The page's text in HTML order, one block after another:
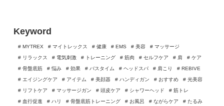
Keyword
# MYTREX # マイトレックス # 健康 # EMS # 美容
# マッサージ
# リラックス
# 電気刺激 # トレーニング # 筋肉 # セルフケア # 肩
# ケア
# 骨盤底筋
# 悩み # 効果 # バスタイム # ヘッドスパ # 肩こり
# REBIVE
# エイジングケア
# アイテム # 美顔器 # ハンディガン # おすすめ
# 光美容
# リフトケア
# マッサージガン # 頭皮ケア # シャワーヘッド
# 筋トレ
# 血行促進
# ハリ # 骨盤底筋トレーニング # お風呂 # ながらケア
# たるみ